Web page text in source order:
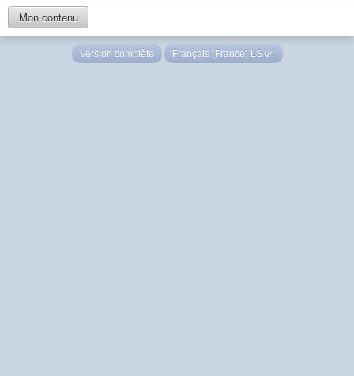
Mon contenu
Version complète Français (France) LS v4